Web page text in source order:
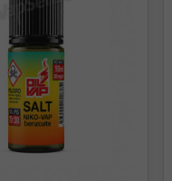
el aroma de
paso a paso.